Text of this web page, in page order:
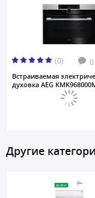
(0) 0
Встраиваемая
духовка AEG
Другие